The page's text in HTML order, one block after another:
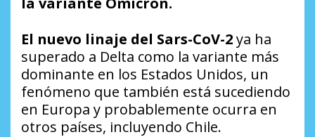
El nuevo linaje del Sars-CoV-2ya ha
superado a Delta como la variante más
dominante en los Estados Unidos, un
fenómeno que también está sucediendo
en Europa y probablemente ocurra en
otros países, incluyendo Chile.